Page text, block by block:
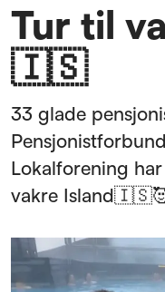
Tur til
🇮🇸
33 glade
Lokalforening
vakre